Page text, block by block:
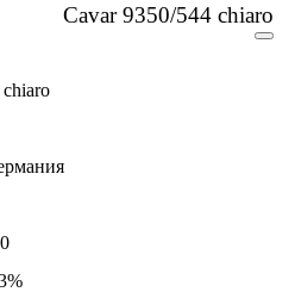
Cavar 9350/544 chiaro